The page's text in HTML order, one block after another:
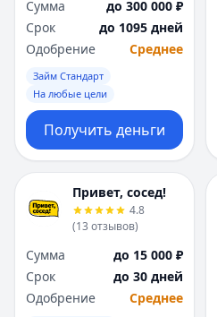
Сумма
до 300 000 ₽
Срок
до 1095 дней
Одобрение
Среднее
Займ Стандарт
На любые цели
Получить деньги
Привет, сосед!
4.8
(13 отзывов)
Сумма
до 15 000 ₽
Срок
до 30 дней
Одобрение
Среднее